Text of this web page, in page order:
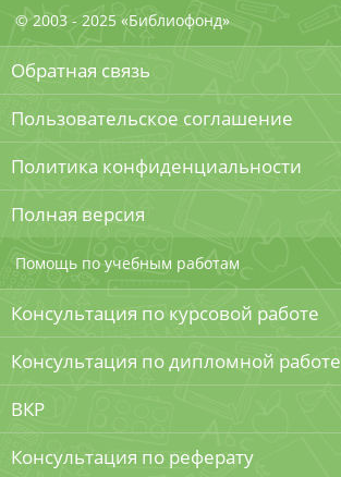
© 2003 - 2025 «Библиофонд»
Обратная связь
Пользовательское соглашение
Политика конфиденциальности
Полная версия
Помощь по учебным работам
Консультация по курсовой работе
Консультация по дипломной работе
ВКР
Консультация по реферату